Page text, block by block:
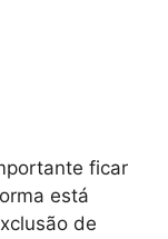
ficar
está
de